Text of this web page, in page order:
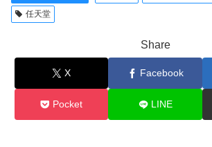
任天堂
Share
X Facebook
Pocket LINE